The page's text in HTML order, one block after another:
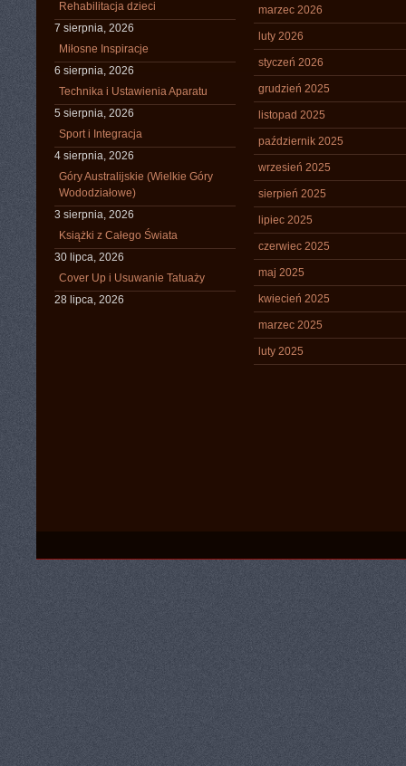
Rehabilitacja dzieci
7 sierpnia, 2026
Miłosne Inspiracje
6 sierpnia, 2026
Technika i Ustawienia Aparatu
5 sierpnia, 2026
Sport i Integracja
4 sierpnia, 2026
Góry Australijskie (Wielkie Góry
Wododziałowe)
3 sierpnia, 2026
Książki z Całego Świata
30 lipca, 2026
Cover Up i Usuwanie Tatuaży
28 lipca, 2026
marzec 2026
luty 2026
styczeń 2026
grudzień 2025
listopad 2025
październik 2025
wrzesień 2025
sierpień 2025
lipiec 2025
czerwiec 2025
maj 2025
kwiecień 2025
marzec 2025
luty 2025